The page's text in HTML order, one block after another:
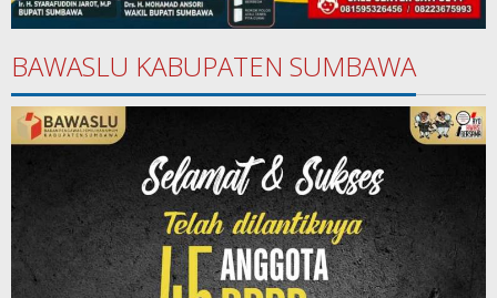
BAWASLU KABUPATEN SUMBAWA